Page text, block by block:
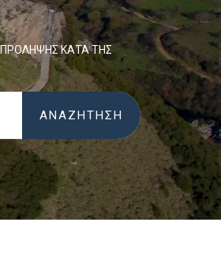
ΠΡΟΛΗΨΗΣ ΚΑΤΑ ΤΗΣ